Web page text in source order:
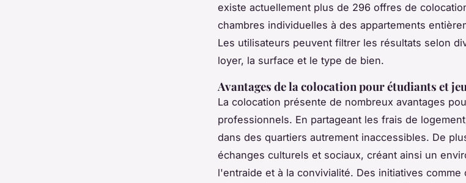
existe actuellement plus de 296 offres de
chambres individuelles à des appartements
Les utilisateurs peuvent filtrer les résultats selon
loyer, la surface et le type de bien.
Avantages de la colocation pour étudiants et
La colocation présente de nombreux avantages
professionnels. En partageant les frais de
dans des quartiers autrement inaccessibles. De
échanges culturels et sociaux, créant ainsi un
l'entraide et à la convivialité. Des initiatives comme